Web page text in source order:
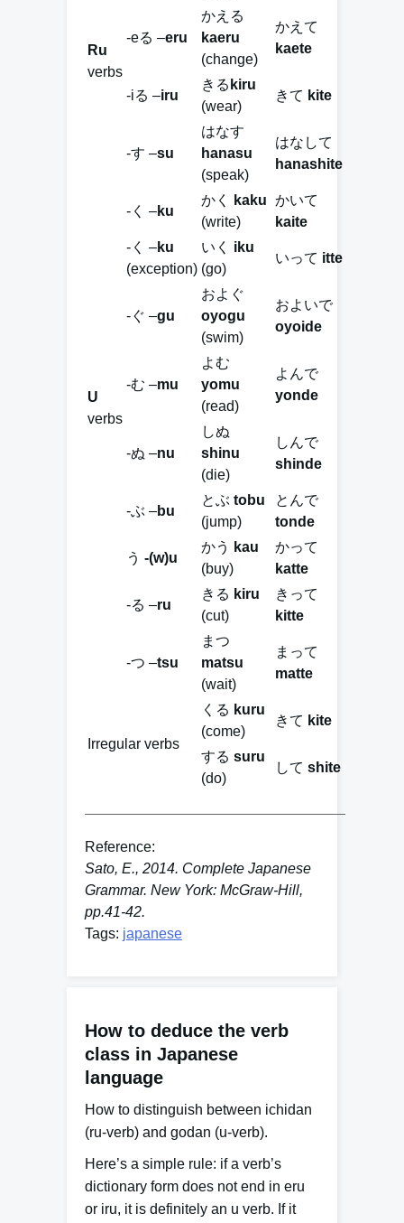
Ru
verbs
-eる –eru
かえる
kaeru
(change)
かえて
kaete
-iる –iru
きる kiru
(wear)
きて kite
U
verbs
-す –su
はなす
hanasu
(speak)
はなして
hanashite
-く –ku
かく
kaku
(write)
かいて
kaite
-く –ku
(exception)
いく iku
(go)
いって itte
-ぐ –gu
およぐ
oyogu
(swim)
およいで
oyoide
-む –mu
よむ
yomu
(read)
よんで
yonde
-ぬ –nu
しぬ
shinu
(die)
しんで
shinde
-ぶ –bu
とぶ tobu
(jump)
とんで
tonde
う -(w)u
かう
kau
(buy)
かって
katte
-る –ru
きる kiru
(cut)
きって
kitte
-つ –tsu
まつ
matsu
(wait)
まって
matte
Irregular verbs
くる kuru
(come)
きて kite
する suru
(do)
して shite
Reference:
Sato, E., 2014. Complete Japanese
Grammar. New York: McGraw-Hill,
pp.41-42.
Tags: japanese
How to deduce the verb
class in Japanese
language
How to distinguish between ichidan
(ru-verb) and godan (u-verb).
Here’s a simple rule: if a verb’s
dictionary form does not end in eru
or iru, it is definitely an u verb. If it